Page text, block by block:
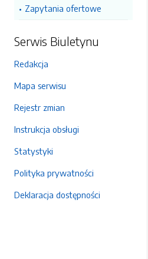
Zapytania ofertowe
Serwis Biuletynu
Redakcja
Mapa serwisu
Rejestr zmian
Instrukcja obsługi
Statystyki
Polityka prywatności
Deklaracja dostępności